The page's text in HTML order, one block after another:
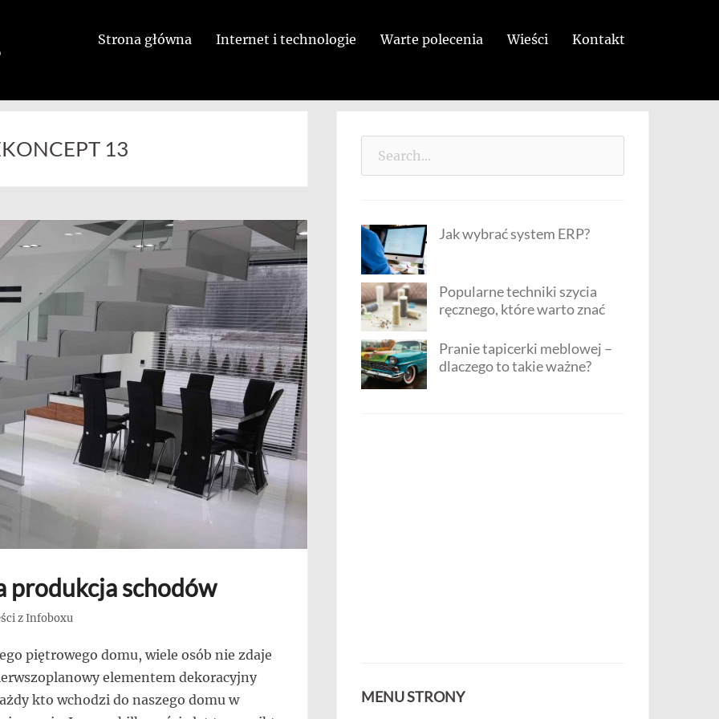
Strona główna Internet i technologie Warte polecenia Wieści Kontakt
13
produkcja schodów
z Infoboxu
piętrowego domu, wiele osób nie zdaje
elementem dekoracyjny
kto wchodzi do naszego domu w
Jak wybrać system ERP?
Popularne techniki szycia
ręcznego, które warto znać
Pranie tapicerki meblowej –
dlaczego to takie ważne?
MENU STRONY